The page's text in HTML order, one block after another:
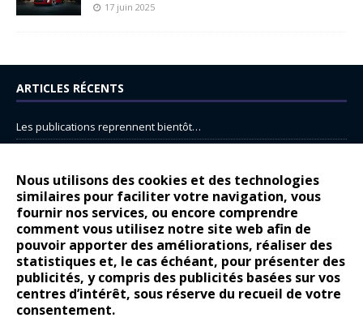
Nous utilisons des cookies et des technologies
similaires pour faciliter votre navigation, vous
fournir nos services, ou encore comprendre
comment vous utilisez notre site web afin de
pouvoir apporter des améliorations, réaliser des
statistiques et, le cas échéant, pour présenter des
publicités, y compris des publicités basées sur vos
centres d’intérêt, sous réserve du recueil de votre
consentement.
17 juin 2025
ARTICLES RÉCENTS
Les publications reprennent bientôt…
14 juillet : nouveau film de marque pour Citroën
Renault Espace : voyage, voyage…
Peugeot E-208 GTi : naissance d’une légende
COMMENTAIRES RÉCENTS
Bernard DardartdansDacia Sandero : pour les gens vrais